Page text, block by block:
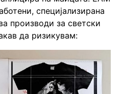
специјализирана
производи за светски
да ризикувам: